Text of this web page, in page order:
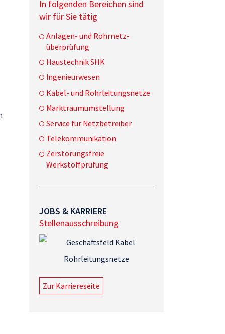
In folgenden Bereichen sind
wir für Sie tätig
Anlagen- und Rohrnetz-
überprüfung
Haustechnik SHK
Ingenieurwesen
Kabel- und Rohrleitungsnetze
Marktraumumstellung
Service für Netzbetreiber
Telekommunikation
Zerstörungsfreie
Werkstoffprüfung
JOBS & KARRIERE
Stellenausschreibung
Zur Karriereseite